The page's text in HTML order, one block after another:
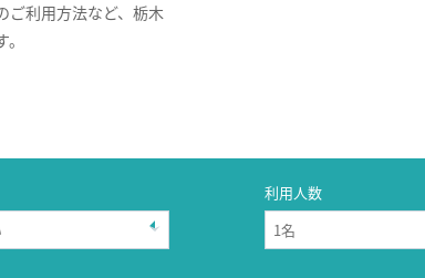
ご利用方法など、栃木
利用人数